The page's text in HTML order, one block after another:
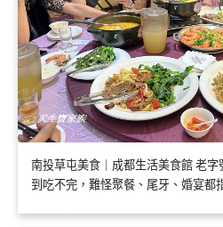
南投草屯美食｜成都生活美食館 老
到吃不完，難怪聚餐、尾牙、婚宴都